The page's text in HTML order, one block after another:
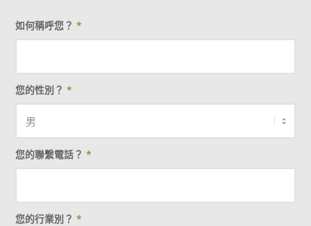
如何稱呼您？*
您的性別？*
您的聯繫電話？*
您的行業別？*